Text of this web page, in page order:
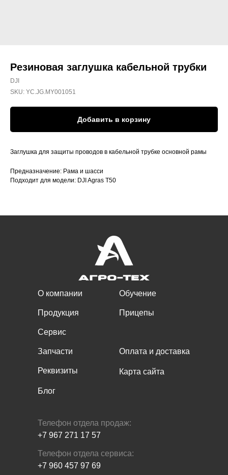
Резиновая заглушка кабельной трубки
DJI
SKU: YC.JG.MY001051
Добавить в корзину
Заглушка для защиты проводов в кабельной трубке основной рамы
Предназначение: Рама и шасси
Подходит для модели: DJI Agras T50
О компании
Продукция
Сервис
Реквизиты
Блог
Запчасти
Обучение
Прицепы
Оплата и доставка
Карта сайта
Телефон отдела сервиса:
+7 960 457 97 69
Телефон отдела продаж:
+7 967 271 17 57